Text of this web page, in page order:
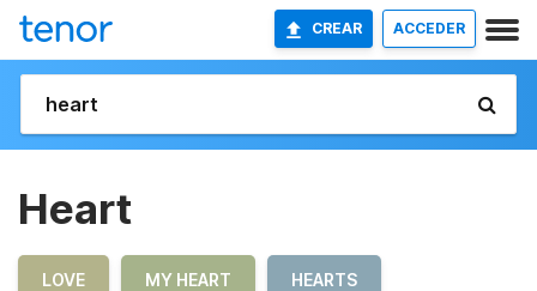
CREAR ACCEDER
Heart
LOVE MY HEART HEARTS